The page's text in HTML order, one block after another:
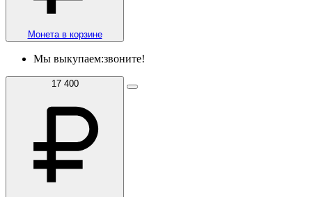
Монета в корзине
Мы выкупаем:звоните!
17 400